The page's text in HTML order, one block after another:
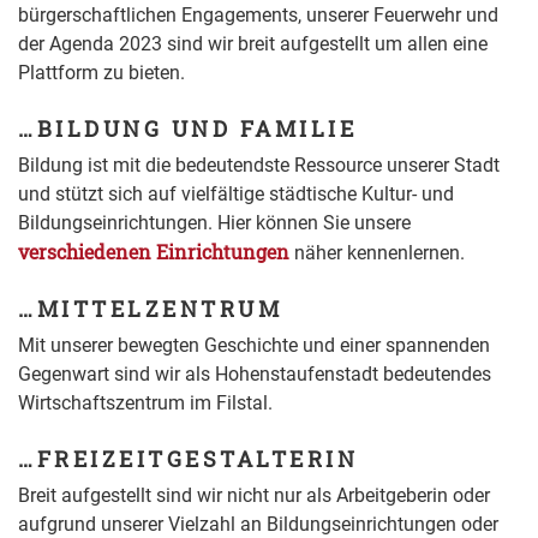
bürgerschaftlichen Engagements, unserer Feuerwehr und
der Agenda 2023 sind wir breit aufgestellt um allen eine
Plattform zu bieten.
…BILDUNG UND FAMILIE
Bildung ist mit die bedeutendste Ressource unserer Stadt
und stützt sich auf vielfältige städtische Kultur- und
Bildungseinrichtungen. Hier können Sie unsere
verschiedenen Einrichtungen näher kennenlernen.
…MITTELZENTRUM
Mit unserer bewegten Geschichte und einer spannenden
Gegenwart sind wir als Hohenstaufenstadt bedeutendes
Wirtschaftszentrum im Filstal.
…FREIZEITGESTALTERIN
Breit aufgestellt sind wir nicht nur als Arbeitgeberin oder
aufgrund unserer Vielzahl an Bildungseinrichtungen oder